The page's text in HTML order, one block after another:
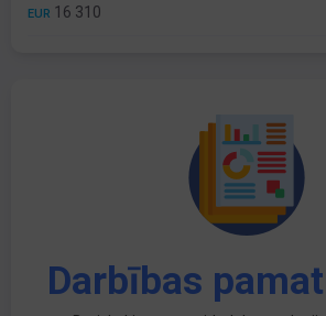
EUR 16 310
Darbības